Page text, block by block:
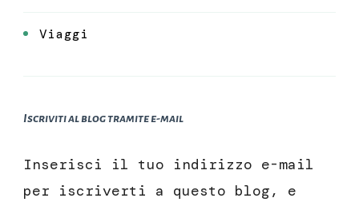
Viaggi
Iscriviti al blog tramite e-mail
Inserisci il tuo indirizzo e-mail
per iscriverti a questo blog, e